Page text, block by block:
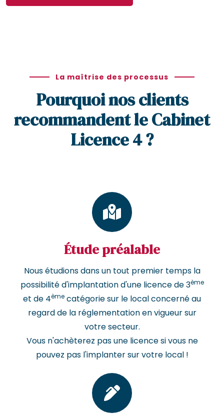
La maîtrise des processus
Pourquoi nos clients
recommandent le Cabinet
Licence 4 ?
Étude préalable
Nous étudions dans un tout premier temps la
possibilité d'implantation d'une licence de 3ème
et de 4ème catégorie sur le local concerné au
regard de la réglementation en vigueur sur
votre secteur.
Vous n'achèterez pas une licence si vous ne
pouvez pas l'implanter sur votre local !